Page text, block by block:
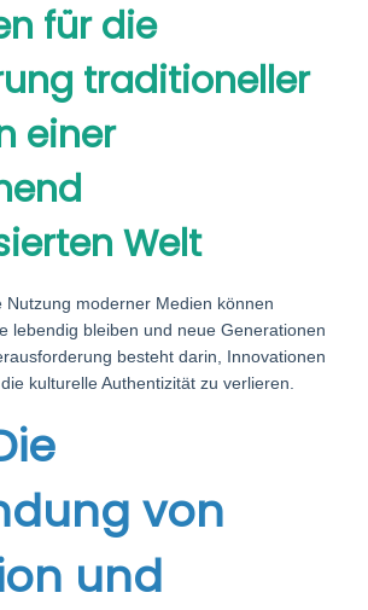
für die
traditioneller
einer
Welt
Nutzung moderner Medien können
lebendig bleiben und neue Generationen
besteht darin, Innovationen
kulturelle Authentizität zu verlieren.
von
und